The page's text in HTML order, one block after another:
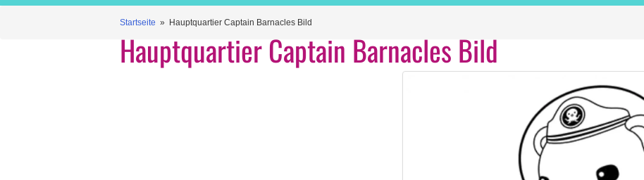
Startseite » Hauptquartier Captain Barnacles Bild
Hauptquartier Captain Barnacles Bild